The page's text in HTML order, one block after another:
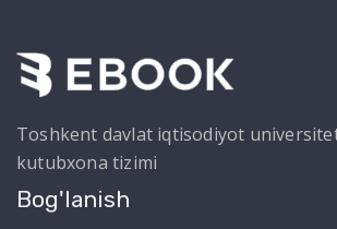
Toshkent davlat iqtisodiyot
kutubxona tizimi
Bog'lanish